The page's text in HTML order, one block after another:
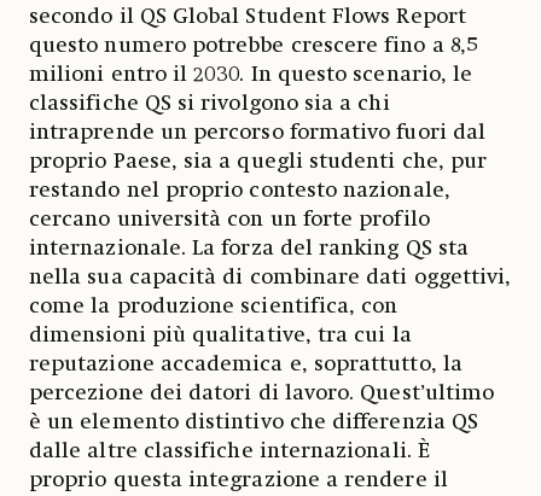
secondo il QS Global Student Flows Report
questo numero potrebbe crescere fino a 8,5
milioni entro il 2030. In questo scenario, le
classifiche QS si rivolgono sia a chi
intraprende un percorso formativo fuori dal
proprio Paese, sia a quegli studenti che, pur
restando nel proprio contesto nazionale,
cercano università con un forte profilo
internazionale. La forza del ranking QS sta
nella sua capacità di combinare dati oggettivi,
come la produzione scientifica, con
dimensioni più qualitative, tra cui la
reputazione accademica e, soprattutto, la
percezione dei datori di lavoro. Quest’ultimo
è un elemento distintivo che differenzia QS
dalle altre classifiche internazionali. È
proprio questa integrazione a rendere il